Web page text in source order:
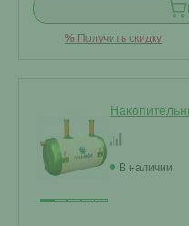
% Получить скидку
В наличии